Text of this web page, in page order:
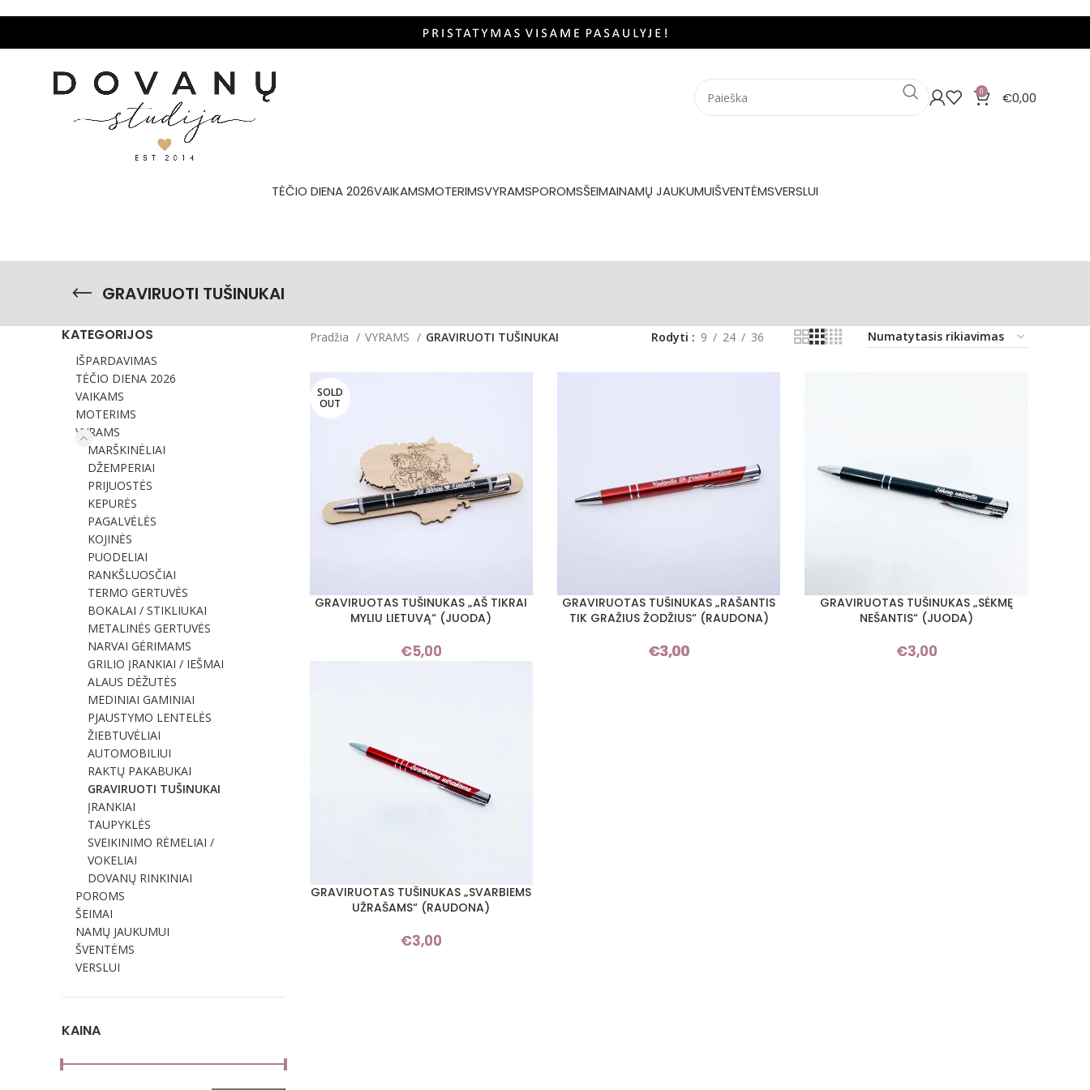
0 €0,00
TĖČIO DIENA 2026VAIKAMSMOTERIMSVYRAMSPOROMSŠEIMAINAMŲ JAUKUMUIŠVENTĖMSVERSLUI
GRAVIRUOTI TUŠINUKAI
KATEGORIJOS
IŠPARDAVIMAS
TĖČIO DIENA 2026
VAIKAMS
MOTERIMS
VYRAMS
MARŠKINĖLIAI
DŽEMPERIAI
PRIJUOSTĖS
KEPURĖS
PAGALVĖLĖS
KOJINĖS
PUODELIAI
RANKŠLUOSČIAI
TERMO GERTUVĖS
BOKALAI / STIKLIUKAI
METALINĖS GERTUVĖS
NARVAI GĖRIMAMS
GRILIO ĮRANKIAI / IEŠMAI
ALAUS DĖŽUTĖS
MEDINIAI GAMINIAI
PJAUSTYMO LENTELĖS
ŽIEBTUVĖLIAI
AUTOMOBILIUI
RAKTŲ PAKABUKAI
GRAVIRUOTI TUŠINUKAI
ĮRANKIAI
TAUPYKLĖS
SVEIKINIMO RĖMELIAI /
VOKELIAI
DOVANŲ RINKINIAI
POROMS
ŠEIMAI
NAMŲ JAUKUMUI
ŠVENTĖMS
VERSLUI
KAINA
Pradžia VYRAMS GRAVIRUOTI TUŠINUKAI Rodyti 9 24 36
SOLD
OUT
DAUGIAU
GRAVIRUOTAS TUŠINUKAS „AŠ TIKRAI
MYLIU LIETUVĄ“ (JUODA)
€5,00
Į KREPŠELĮ
GRAVIRUOTAS TUŠINUKAS „RAŠANTIS
TIK GRAŽIUS ŽODŽIUS“ (RAUDONA)
€3,00
Į KREPŠELĮ
GRAVIRUOTAS TUŠINUKAS „SĖKMĘ
NEŠANTIS“ (JUODA)
€3,00
Į KREPŠELĮ
GRAVIRUOTAS TUŠINUKAS „SVARBIEMS
UŽRAŠAMS“ (RAUDONA)
€3,00